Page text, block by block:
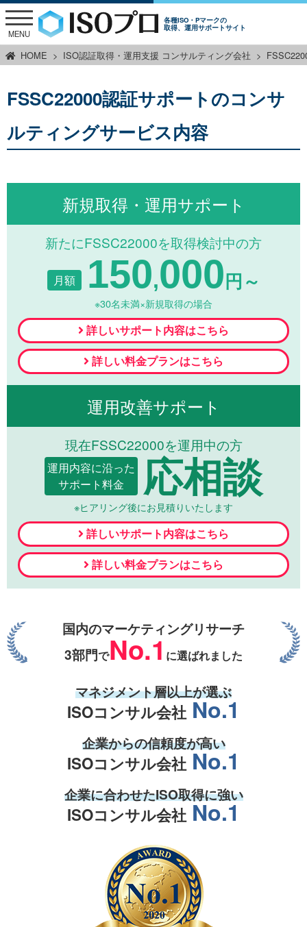
各種ISO・Pマークの
取得、運用サポートサイト
MENU
HOME ISO認証取得・運用支援 コンサルティング会社
FSSC22000認証サポートのコンサ
ルティングサービス内容
新規取得・運用サポート
新たにFSSC22000を取得検討中の方
月額 150,000 円～
※30名未満×新規取得の場合
詳しいサポート内容はこちら
詳しい料金プランはこちら
運用改善サポート
現在FSSC22000を運用中の方
運用内容に沿った
サポート料金
応相談
※ヒアリング後にお見積りいたします
詳しいサポート内容はこちら
詳しい料金プランはこちら
国内のマーケティングリサーチ
3部門でNo.1 に選ばれました
マネジメント層以上が選ぶ
ISOコンサル会社 No.1
企業からの信頼度が高い
ISOコンサル会社 No.1
企業に合わせたISO取得に強い
ISOコンサル会社 No.1